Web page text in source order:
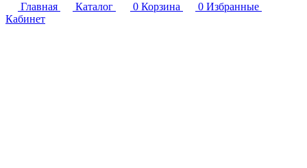
Главная
Каталог 0 Корзина 0 Избранные
Кабинет